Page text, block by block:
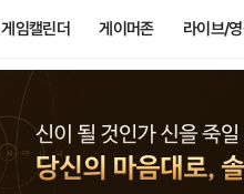
게임캘린더 게이머존 라이브/